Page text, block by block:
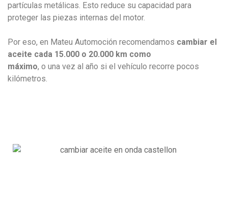
partículas metálicas. Esto reduce su capacidad para
proteger las piezas internas del motor.
Por eso, en Mateu Automoción recomendamos cambiar el
aceite cada 15.000 o 20.000 km como
máximo, o una vez al año si el vehículo recorre pocos
kilómetros.